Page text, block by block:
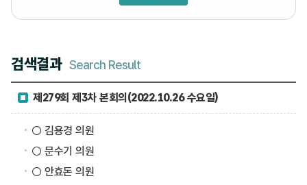
검색결과 Search Result
제279회 제3차 본회의(2022.10.26 수요일)
○ 김용경 의원
○ 문수기 의원
○ 안효돈 의원